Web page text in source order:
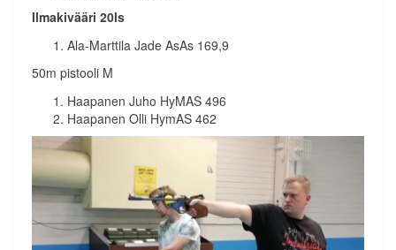
Ilmakivääri 20ls
Ala-Marttila Jade AsAs 169,9
50m pistooli M
Haapanen Juho HyMAS 496
Haapanen Olli HymAS 462